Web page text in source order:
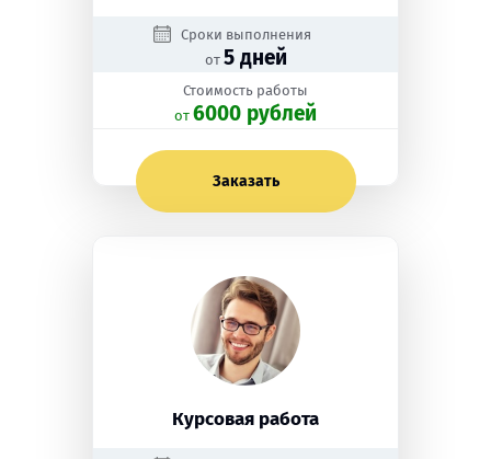
Сроки выполнения
от 5 дней
Стоимость работы
oт 6000 рублей
Заказать
Курсовая работа